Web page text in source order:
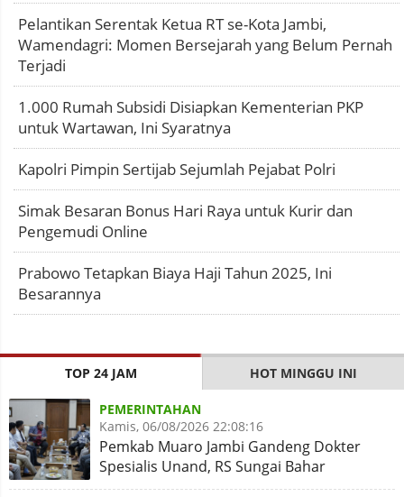
Pelantikan Serentak Ketua RT se-Kota Jambi,
Wamendagri: Momen Bersejarah yang Belum Pernah
Terjadi
1.000 Rumah Subsidi Disiapkan Kementerian PKP
untuk Wartawan, Ini Syaratnya
Kapolri Pimpin Sertijab Sejumlah Pejabat Polri
Simak Besaran Bonus Hari Raya untuk Kurir dan
Pengemudi Online
Prabowo Tetapkan Biaya Haji Tahun 2025, Ini
Besarannya
TOP 24 JAM HOT MINGGU INI
PEMERINTAHAN
Kamis, 06/08/2026 22:08:16
Pemkab Muaro Jambi Gandeng Dokter
Spesialis Unand, RS Sungai Bahar
Disiapkan Naik Kelas